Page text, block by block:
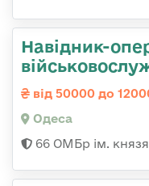
Навідник-
від 50000 до
Одеса
66 ОМБр ім.